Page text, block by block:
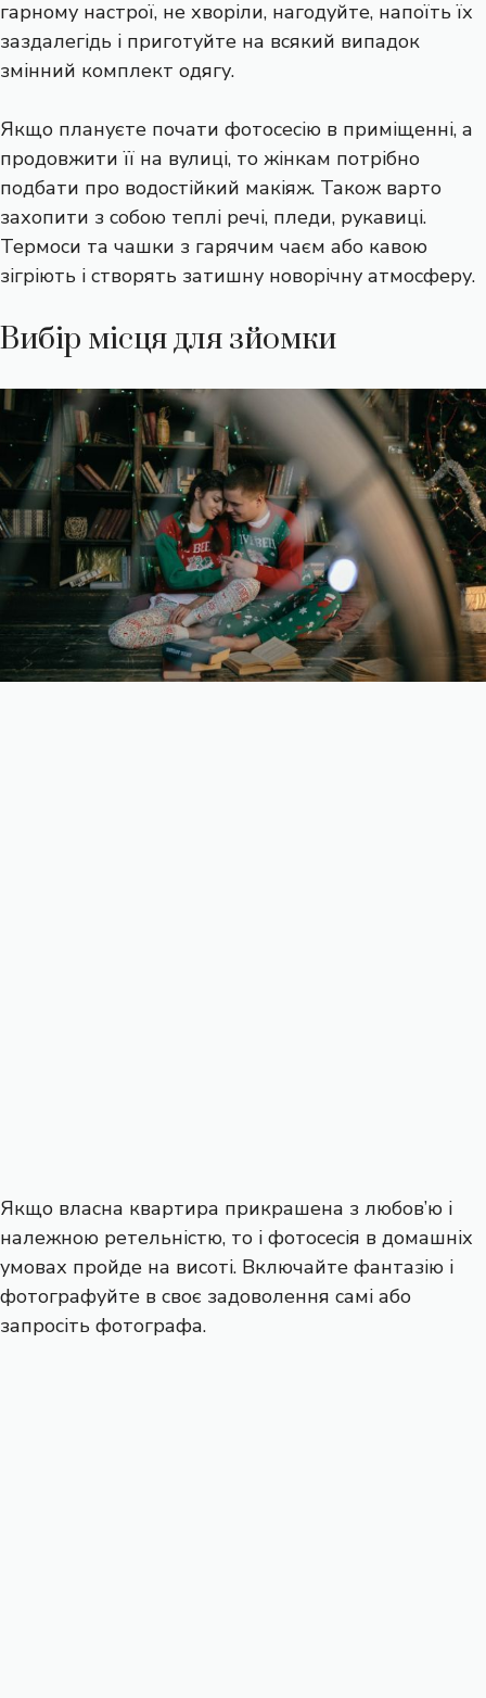
гарному настрої, не хворіли, нагодуйте, напоїть їх
заздалегідь і приготуйте на всякий випадок
змінний комплект одягу.
Якщо плануєте почати фотосесію в приміщенні, а
продовжити її на вулиці, то жінкам потрібно
подбати про водостійкий макіяж. Також варто
захопити з собою теплі речі, пледи, рукавиці.
Термоси та чашки з гарячим чаєм або кавою
зігріють і створять затишну новорічну атмосферу.
Вибір місця для зйомки
Якщо власна квартира прикрашена з любов’ю і
належною ретельністю, то і фотосесія в домашніх
умовах пройде на висоті. Включайте фантазію і
фотографуйте в своє задоволення самі або
запросіть фотографа.